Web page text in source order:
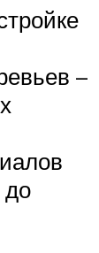
–
до